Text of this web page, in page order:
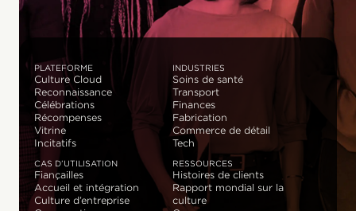
PLATEFORME
Culture Cloud
Reconnaissance
Célébrations
Récompenses
Vitrine
Incitatifs
INDUSTRIES
Soins de santé
Transport
Finances
Fabrication
Commerce de détail
Tech
CAS D’UTILISATION
Fiançailles
Accueil et intégration
Culture d’entreprise
RESSOURCES
Histoires de clients
Rapport mondial sur la
culture